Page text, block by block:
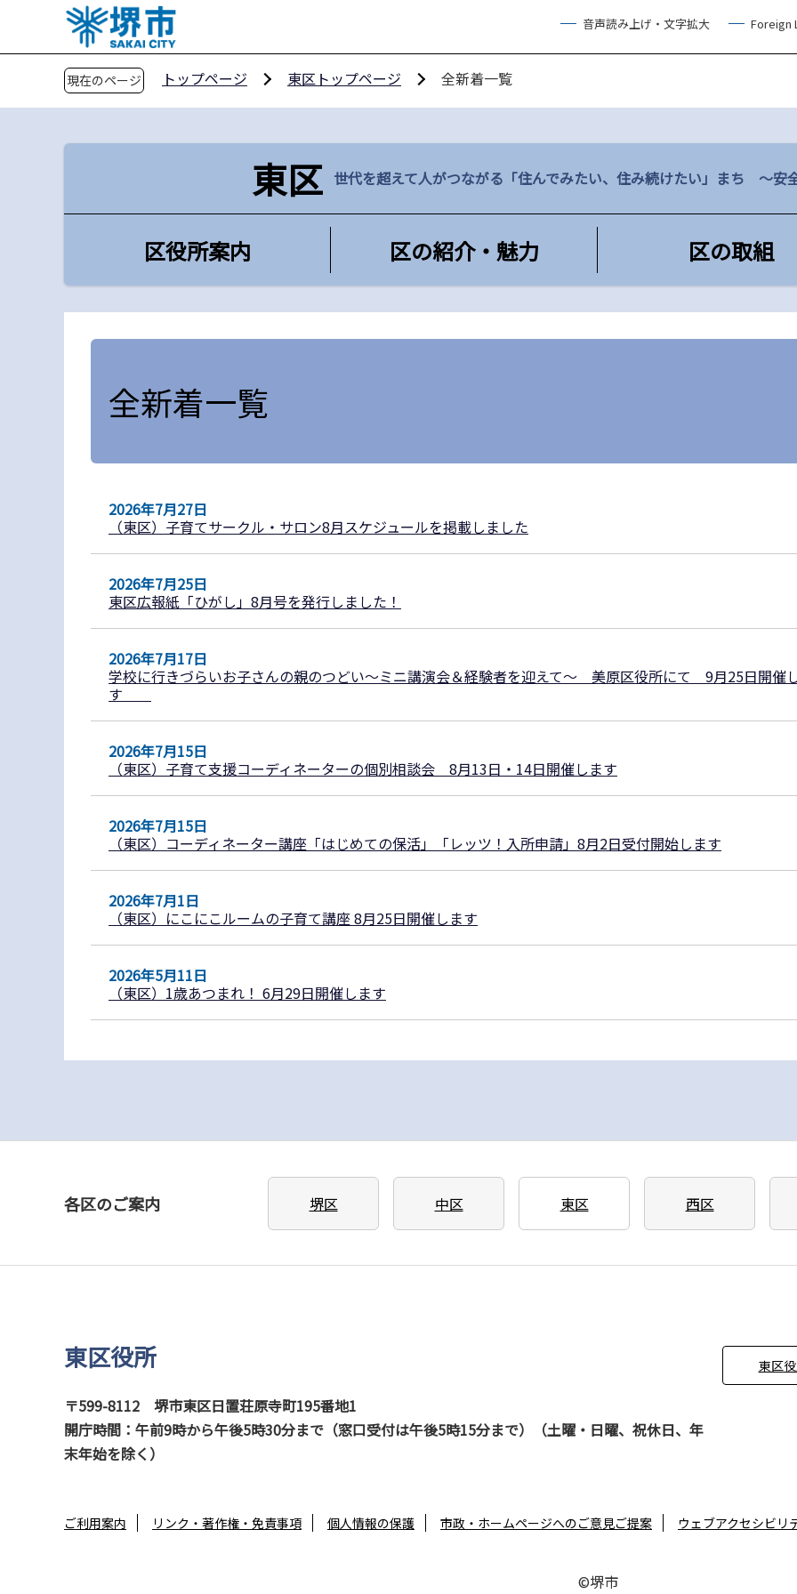
ペ
ジ
音声読み上げ・文字拡大 Foreign
現在のページ トップページ 東区トップページ 全新着一覧
東区 世代を超えて人がつながる「住んでみたい、住み続けたい」まち ～安
区役所案内 区の紹介・魅力 区の取組
全新着一覧
2026年7月27日
（東区）子育てサークル・サロン8月スケジュールを掲載しました
2026年7月25日
東区広報紙「ひがし」8月号を発行しました！
2026年7月17日
学校に行きづらいお子さんの親のつどい～ミニ講演会＆経験者を迎えて～ 美原区役所にて 9月25日開催
す
2026年7月15日
（東区）子育て支援コーディネーターの個別相談会 8月13日・14日開催します
2026年7月15日
（東区）コーディネーター講座「はじめての保活」「レッツ！入所申請」8月2日受付開始します
2026年7月1日
（東区）にこにこルームの子育て講座 8月25日開催します
2026年5月11日
（東区）1歳あつまれ！ 6月29日開催します
各区のご案内 堺区 中区 東区 西区
東区役所
〒599-8112
堺市東区日置荘原寺町195番地1
開庁時間：午前9時から午後5時30分まで（窓口受付は午後5時15分まで）（土曜・日曜、祝休日、年
末年始を除く）
東区
ご利用案内 リンク・著作権・免責事項 個人情報の保護 市政・ホームページへのご意見ご提案 ウェブアクセシビリ
©堺市